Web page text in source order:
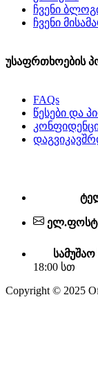
ჩვენი
ჩვენი
უსაფრთხოების
FAQs
წესები და
18:00 სთ
Copyright © 2025